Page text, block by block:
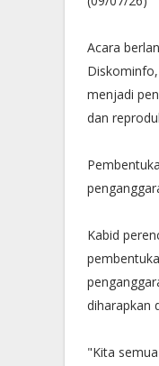
Acara
menjadi
dan
Kabid
diharapkan
"‎Kita